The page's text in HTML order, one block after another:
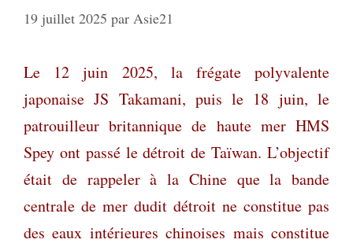
19 juillet 2025 par Asie21
Le 12 juin 2025, la frégate polyvalente
japonaise JS Takamani, puis le 18 juin, le
patrouilleur britannique de haute mer HMS
Spey ont passé le détroit de Taïwan. L’objectif
était de rappeler à la Chine que la bande
centrale de mer dudit détroit ne constitue pas
des eaux intérieures chinoises mais constitue